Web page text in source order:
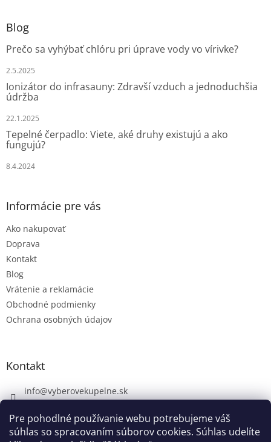
Pre pohodlné používanie webu potrebujeme váš
súhlas so spracovaním súborov cookies. Súhlas udelíte
Blog
Prečo sa vyhýbať chlóru pri úprave vody vo vírivke?
2.5.2025
Ionizátor do infrasauny: Zdravší vzduch a jednoduchšia
údržba
22.1.2025
Tepelné čerpadlo: Viete, aké druhy existujú a ako
fungujú?
8.4.2024
Informácie pre vás
Ako nakupovať
Doprava
Kontakt
Blog
Vrátenie a reklamácie
Obchodné podmienky
Ochrana osobných údajov
Kontakt
info@vyberovekupelne.sk
https://www.facebook.com/vyberovekoupelny/